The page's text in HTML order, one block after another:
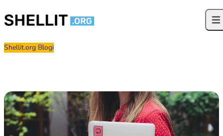
Shellit.org Blogi